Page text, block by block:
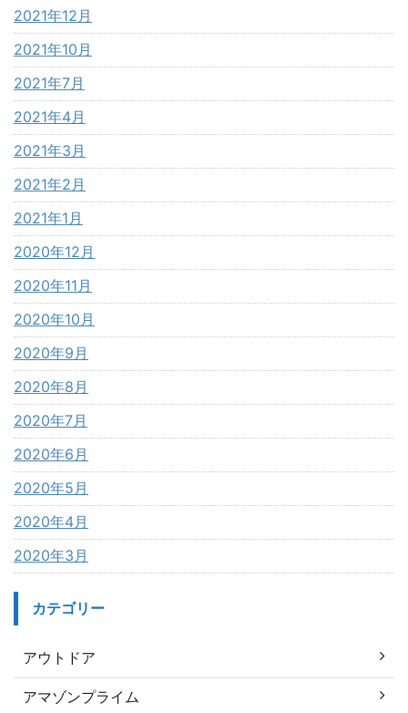
2021年12月
2021年10月
2021年7月
2021年4月
2021年3月
2021年2月
2021年1月
2020年12月
2020年11月
2020年10月
2020年9月
2020年8月
2020年7月
2020年6月
2020年5月
2020年4月
2020年3月
カテゴリー
アウトドア
アマゾンプライム